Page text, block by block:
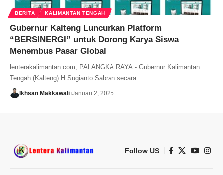
BERITA KALIMANTAN TENGAH
Gubernur Kalteng Luncurkan Platform
“BERSINERGI” untuk Dorong Karya Siswa
Menembus Pasar Global
lenterakalimantan.com, PALANGKA RAYA - Gubernur Kalimantan
Tengah (Kalteng) H Sugianto Sabran secara…
Ikhsan Makkawali Januari 2, 2025
Follow US